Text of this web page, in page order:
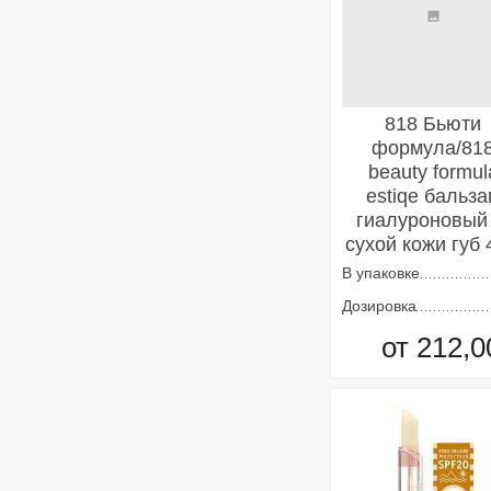
818 Бьюти
формула/
beauty
estiqe
сухой кожи губ
В упаковке
Дозировка
от